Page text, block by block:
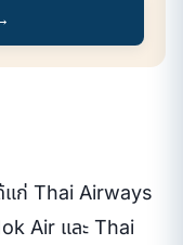
แก่ Thai Airways
Air และ Thai